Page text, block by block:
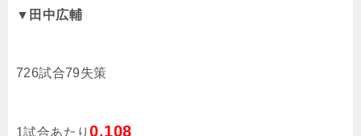
▼田中広輔
726試合79失策
1試合あたり0.108